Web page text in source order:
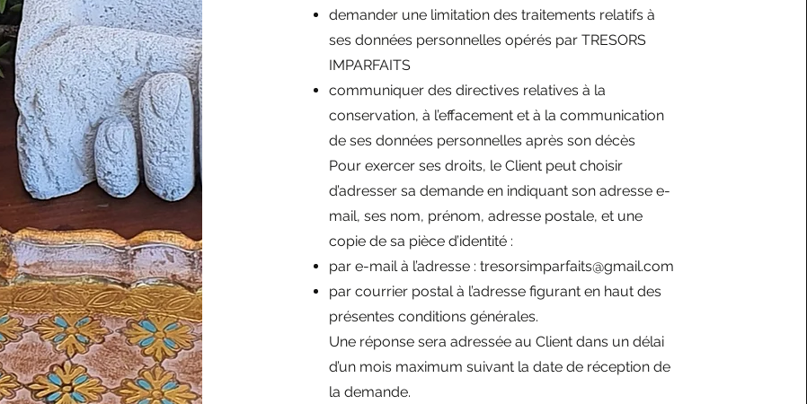
demander une limitation des traitements relatifs à
ses données personnelles opérés par TRESORS
IMPARFAITS
communiquer des directives relatives à la
conservation, à l’effacement et à la communication
de ses données personnelles après son décès
Pour exercer ses droits, le Client peut choisir
d’adresser sa demande en indiquant son adresse e-
mail, ses nom, prénom, adresse postale, et une
copie de sa pièce d’identité :
par e-mail à l’adresse : tresorsimparfaits@gmail.com
par courrier postal à l’adresse figurant en haut des
présentes conditions générales.
Une réponse sera adressée au Client dans un délai
d’un mois maximum suivant la date de réception de
la demande.